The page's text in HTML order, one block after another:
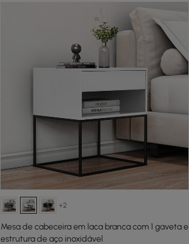
+2
Mesa de cabeceira em laca branca com 1 gaveta e
estrutura de aço inoxidável